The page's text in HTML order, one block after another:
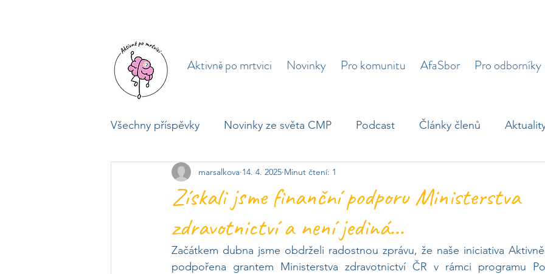
Aktivně po mrtvici Novinky Pro komunitu AfaSbor Pro odborníky
Všechny příspěvky Novinky ze světa CMP Podcast Články členů
Mediální výstupy Pozvánky Zajímavosti
Získali jsme finanční podporu Ministerstva
zdravotnictví a není jediná...
marsalkova 14. 4. 2025 Minut čtení: 1
Začátkem dubna jsme obdrželi radostnou zprávu, že naše iniciativa
podpořena grantem Ministerstva zdravotnictví ČR v rámci programu